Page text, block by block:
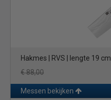
Hakmes | RVS | lengte 19 cm
€ 88,00
Messen bekijken